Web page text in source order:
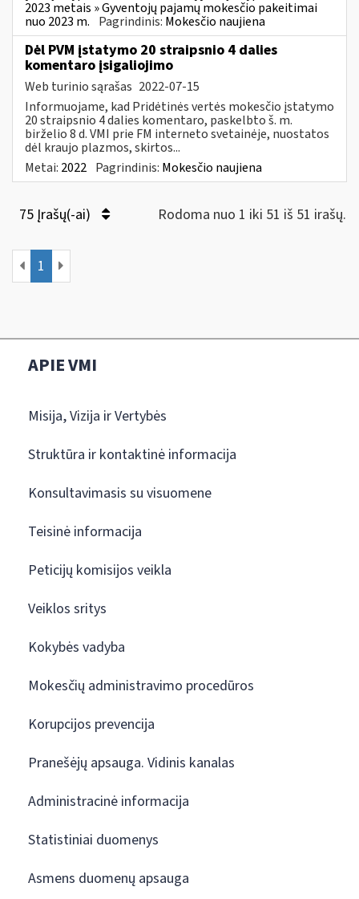
2023 metais » Gyventojų pajamų mokesčio pakeitimai
nuo 2023 m. Pagrindinis: Mokesčio naujiena
Dėl PVM įstatymo 20 straipsnio 4 dalies
komentaro įsigaliojimo
Web turinio sąrašas 2022-07-15
Informuojame, kad Pridėtinės vertės mokesčio įstatymo
20 straipsnio 4 dalies komentaro, paskelbto š. m.
birželio 8 d. VMI prie FM interneto svetainėje, nuostatos
dėl kraujo plazmos, skirtos...
Metai: 2022 Pagrindinis: Mokesčio naujiena
75 Įrašų(-ai) Rodoma nuo 1 iki 51 iš 51 irašų.
1
APIE VMI
Misija, Vizija ir Vertybės
Struktūra ir kontaktinė informacija
Konsultavimasis su visuomene
Teisinė informacija
Peticijų komisijos veikla
Veiklos sritys
Kokybės vadyba
Mokesčių administravimo procedūros
Korupcijos prevencija
Pranešėjų apsauga. Vidinis kanalas
Administracinė informacija
Statistiniai duomenys
Asmens duomenų apsauga